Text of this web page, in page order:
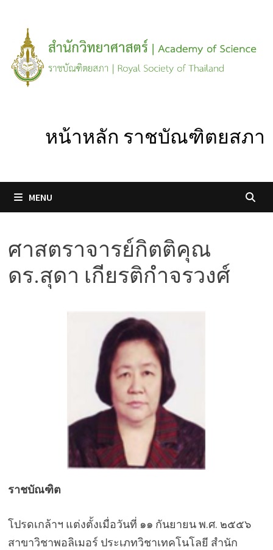
content
หน้าหลัก ราชบัณฑิตยสภา
MENU
ศาสตราจารย์กิตติคุณ
ดร.สุดา เกียรติกำจรวงศ์
ราชบัณฑิต
โปรดเกล้าฯ แต่งตั้งเมื่อวันที่ ๑๑ กันยายน พ.ศ. ๒๕๕๖
สาขาวิชาพอลิเมอร์ ประเภทวิชาเทคโนโลยี สำนัก